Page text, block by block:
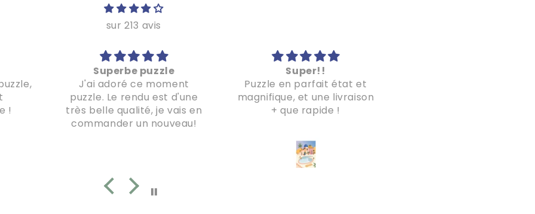
sur 213 avis
!
Superbe puzzle
J'ai adoré ce moment
puzzle. Le rendu est d'une
très belle qualité, je vais en
commander un nouveau!
Super!!
Puzzle en parfait état et
magnifique, et une livraison
+ que rapide !